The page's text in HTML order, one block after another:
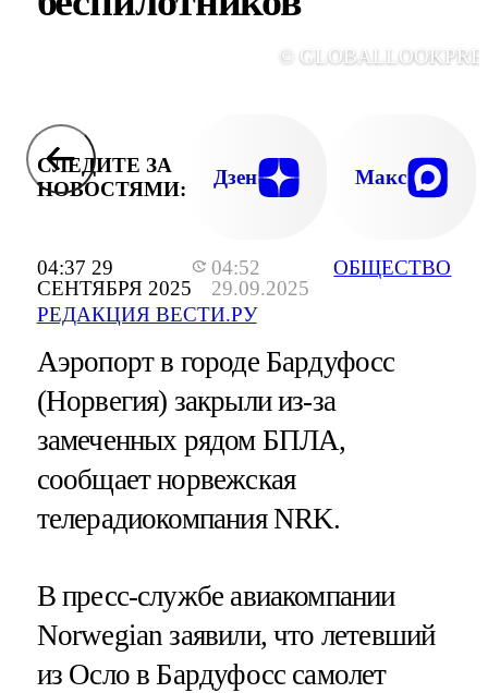
04:37 29
СЕНТЯБРЯ 2025
04:52
29.09.2025
РЕДАКЦИЯ ВЕСТИ.РУ
ОБЩЕСТВО
©
СЛЕДИТЕ ЗА
НОВОСТЯМИ:
Дзен Макс
Аэропорт в городе Бардуфосс
(Норвегия) закрыли из-за
замеченных рядом БПЛА,
сообщает норвежская
телерадиокомпания NRK.
В пресс-службе авиакомпании
Norwegian заявили, что летевший
из Осло в Бардуфосс самолет